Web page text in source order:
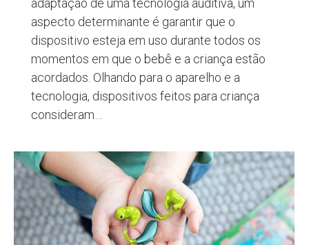
aspecto determinante é garantir que o
dispositivo esteja em uso durante todos os
momentos em que o bebê e a criança estão
acordados. Olhando para o aparelho e a
tecnologia, dispositivos feitos para criança
consideram…